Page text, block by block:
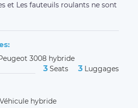
et Les fauteuils roulants ne sont
3008 hybride
3 Seats 3 Luggages
Véhicule hybride